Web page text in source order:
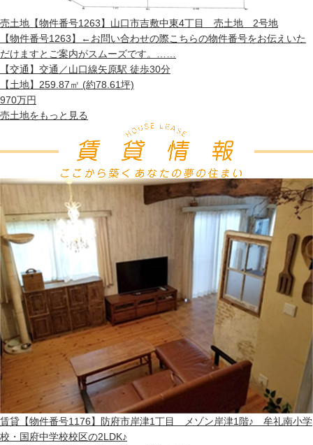
売土地 【物件番号1263】山口市吉敷中東4丁目 売土地 2号地
【物件番号1263】←お問い合わせの際こちらの物件番号をお伝えいた
だけますとご案内がスムーズです。……
【交通】 交通／山口線矢原駅 徒歩30分
【土地】 259.87㎡ (約78.61坪)
970万円
売土地をもっと見る
賃貸 【物件番号1176】防府市岸津1丁目 メゾン岸津1階♪ 牟礼南小学
校・国府中学校校区の2LDK♪